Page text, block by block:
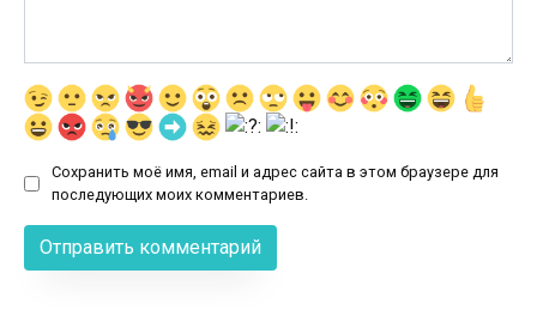
Сохранить моё имя, email и адрес сайта в этом браузере для
последующих моих комментариев.